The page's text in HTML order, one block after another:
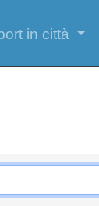
in città